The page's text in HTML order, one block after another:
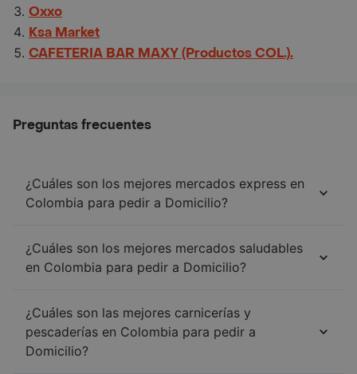
Oxxo
Ksa Market
CAFETERIA BAR MAXY (Productos COL.).
Preguntas frecuentes
¿Cuáles son los mejores mercados express en
Colombia para pedir a Domicilio?
¿Cuáles son los mejores mercados saludables
en Colombia para pedir a Domicilio?
¿Cuáles son las mejores carnicerías y
pescaderías en Colombia para pedir a
Domicilio?